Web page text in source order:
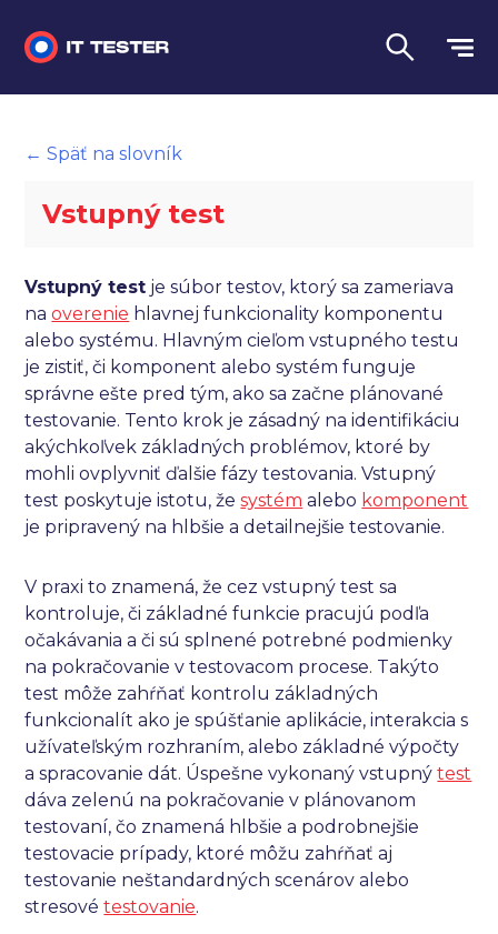
Automatizované testovanie
Performance testing
Interview otázky na pohovor
Slovník
Jazyk
← Späť na slovník
Vstupný test
Vstupný test je súbor testov, ktorý sa zameriava
naoverenie hlavnej funkcionality komponentu
alebo systému. Hlavným cieľom vstupného testu
je zistiť, či komponent alebo systém funguje
správne ešte pred tým, ako sa začne plánované
testovanie. Tento krok je zásadný na identifikáciu
akýchkoľvek základných problémov, ktoré by
mohli ovplyvniť ďalšie fázy testovania. Vstupný
test poskytuje istotu, žesystém alebo komponent
je pripravený na hlbšie a detailnejšie testovanie.
V praxi to znamená, že cez vstupný test sa
kontroluje, či základné funkcie pracujú podľa
očakávania a či sú splnené potrebné podmienky
na pokračovanie v testovacom procese. Takýto
test môže zahŕňať kontrolu základných
funkcionalít ako je spúšťanie aplikácie, interakcia s
užívateľským rozhraním, alebo základné výpočty
a spracovanie dát. Úspešne vykonaný vstupnýtest
dáva zelenú na pokračovanie v plánovanom
testovaní, čo znamená hlbšie a podrobnejšie
testovacie prípady, ktoré môžu zahŕňať aj
testovanie neštandardných scenárov alebo
stresovétestovanie.